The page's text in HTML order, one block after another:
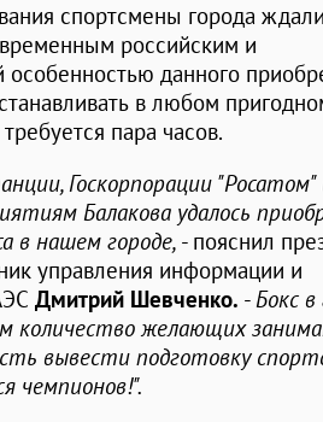
спортсмены города
российским и
данного
в любом
пара часов.
Госкорпорации
Балакова удалось
в нашем городе, - пояснил
управления информации и
Дмитрий Шевченко. -Бокс в
количество желающих
вывести подготовку
чемпионов!".